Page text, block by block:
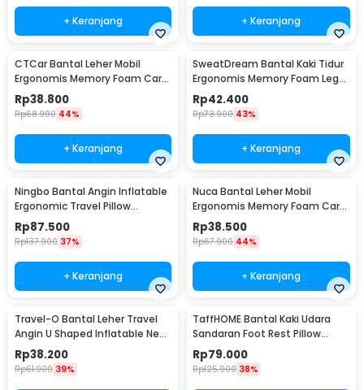
+ Keranjang + Keranjang
CTCar Bantal Leher Mobil
Ergonomis Memory Foam Car
Headrest Pillow - CT5
Rp38.800
Rp68.900 44%
+ Keranjang
SweatDream Bantal Kaki Tidur
Ergonomis Memory Foam Leg
Sleeping Pillow - ZT-09
Rp42.400
Rp73.900 43%
+ Keranjang
Ningbo Bantal Angin Inflatable
Ergonomic Travel Pillow
Support - NT10
Rp87.500
Rp137.900 37%
+ Keranjang
Nuca Bantal Leher Mobil
Ergonomis Memory Foam Car
Headrest Pillow - NC33
Rp38.500
Rp67.900 44%
+ Keranjang
Travel-O Bantal Leher Travel
Angin U Shaped Inflatable Neck
Pillow - RH30
Rp38.200
Rp61.900 39%
TaffHOME Bantal Kaki Udara
Sandaran Foot Rest Pillow
Inflatable - BAT24
Rp79.000
Rp125.900 38%